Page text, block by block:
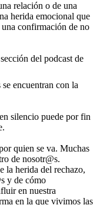
relación o de una
herida emocional que
confirmación de no
del podcast de
encuentran con la
silencio puede por fin
quien se va. Muchas
de nosotr@s.
la herida del rechazo,
y de cómo
en nuestra
en la que vivimos las